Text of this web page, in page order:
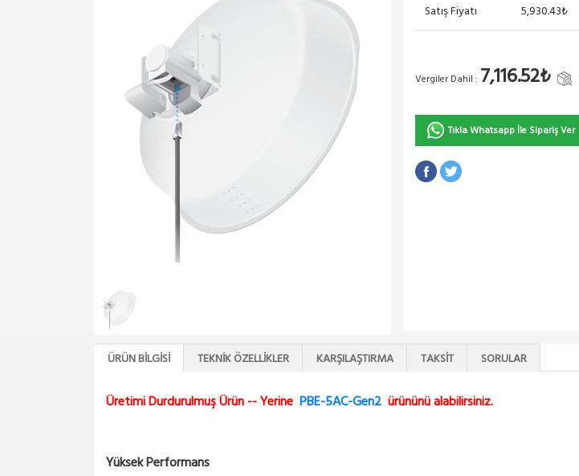
Satış Fiyatı 5,930.43₺
Vergiler Dahil : 7,116.52₺
Tıkla Whatsapp İle Sipariş Ver
ÜRÜN BILGISI TEKNIK ÖZELLIKLER KARŞILAŞTIRMA TAKSIT SORULAR
Üretimi Durdurulmuş Ürün -- Yerine PBE-5AC-Gen2 ürününü alabilirsiniz.
Yüksek Performans